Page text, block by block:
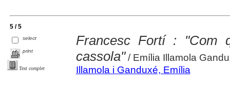
5 / 5
select
print
Text complet
Francesc Fortí : "Com
cassola"/ Emília Illamola
Illamola i Ganduxé, Emília